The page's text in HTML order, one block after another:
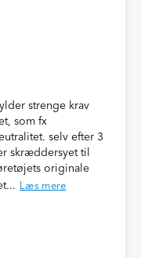
strenge krav
som fx
selv efter 3
skræddersyet til
originale
Læs mere